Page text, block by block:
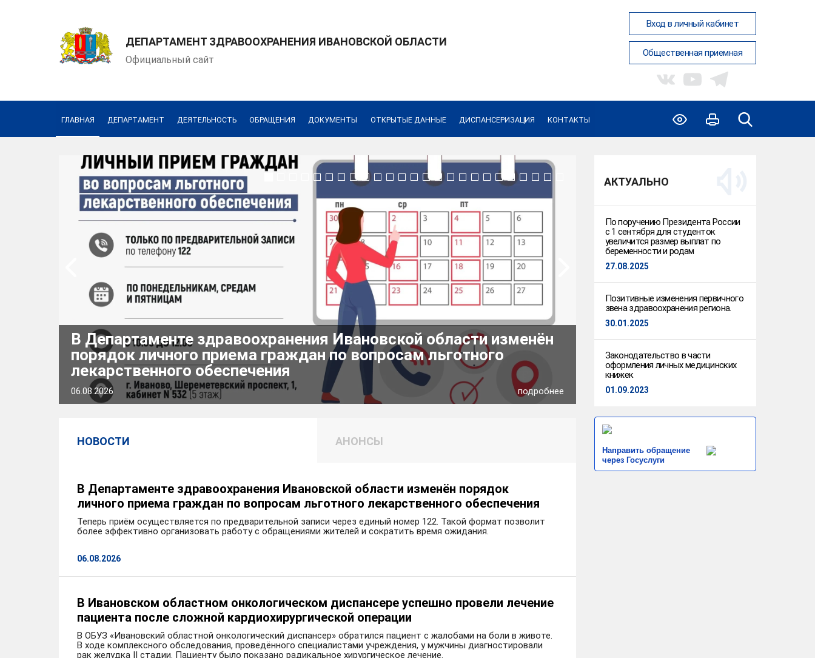
ДЕПАРТАМЕНТ ЗДРАВООХРАНЕНИЯ ИВАНОВСКОЙ ОБЛАСТИ
Официальный сайт
Вход в личный кабинет
Общественная приемная
ГЛАВНАЯ ДЕПАРТАМЕНТ ДЕЯТЕЛЬНОСТЬ ОБРАЩЕНИЯ ДОКУМЕНТЫ ОТКРЫТЫЕ ДАННЫЕ ДИСПАНСЕРИЗАЦИЯ КОНТАКТЫ
В Департаменте здравоохранения Ивановской области изменён
порядок личного приема граждан по вопросам льготного
лекарственного обеспечения
06.08.2026 подробнее
В Ивановском областном
провели лечение пациента
операции
05.08.2026
НОВОСТИ АНОНСЫ
В Департаменте здравоохранения Ивановской области изменён порядок
личного приема граждан по вопросам льготного лекарственного обеспечения
Теперь приём осуществляется по предварительной записи через единый номер 122. Такой формат позволит
более эффективно организовать работу с обращениями жителей и сократить время ожидания.
06.08.2026
В Ивановском областном онкологическом диспансере успешно провели лечение
пациента после сложной кардиохирургической операции
В ОБУЗ «Ивановский областной онкологический диспансер» обратился пациент с жалобами на боли в животе.
В ходе комплексного обследования, проведённого специалистами учреждения, у мужчины диагностировали
рак желудка II стадии. Пациенту было показано радикальное хирургическое лечение.
АКТУАЛЬНО
По поручению Президента России
с 1 сентября для студенток
увеличится размер выплат по
беременности и родам
27.08.2025
Позитивные изменения первичного
звена здравоохранения региона.
30.01.2025
Законодательство в части
оформления личных медицинских
книжек
01.09.2023
Направить обращение
через Госуслуги
из1